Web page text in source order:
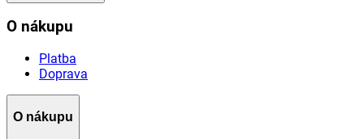
O nákupu
Platba
Doprava
O nákupu